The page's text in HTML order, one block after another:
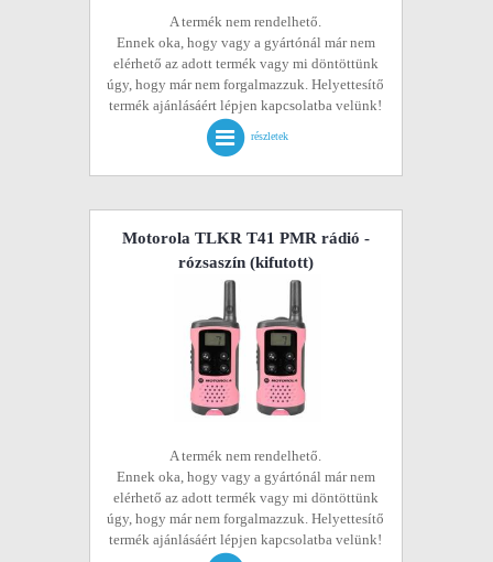
A termék nem rendelhető.
Ennek oka, hogy vagy a gyártónál már nem
elérhető az adott termék vagy mi döntöttünk
úgy, hogy már nem forgalmazzuk. Helyettesítő
termék ajánlásáért lépjen kapcsolatba velünk!
részletek
Motorola TLKR T41 PMR rádió -
rózsaszín(kifutott)
A termék nem rendelhető.
Ennek oka, hogy vagy a gyártónál már nem
elérhető az adott termék vagy mi döntöttünk
úgy, hogy már nem forgalmazzuk. Helyettesítő
termék ajánlásáért lépjen kapcsolatba velünk!